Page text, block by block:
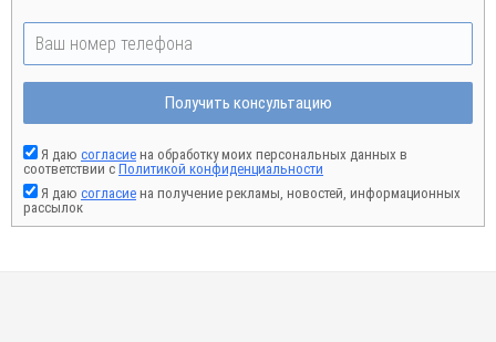
Получить консультацию
Я даю согласие на обработку моих персональных данных в
соответствии с Политикой конфиденциальности
Я даю согласие на получение рекламы, новостей, информационных
рассылок